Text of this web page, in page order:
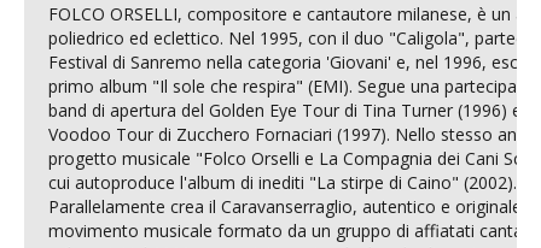
FOLCO ORSELLI, compositore e cantautore milanese, è un
poliedrico ed eclettico. Nel 1995, con il duo "Caligola",
Festival di Sanremo nella categoria 'Giovani' e, nel 1996, esce
primo album "Il sole che respira" (EMI). Segue una
band di apertura del Golden Eye Tour di Tina Turner (1996) e
Voodoo Tour di Zucchero Fornaciari (1997). Nello stesso
progetto musicale "Folco Orselli e La Compagnia dei Cani
cui autoproduce l'album di inediti "La stirpe di Caino" (2002).
Parallelamente crea il Caravanserraglio, autentico e originale
movimento musicale formato da un gruppo di affiatati